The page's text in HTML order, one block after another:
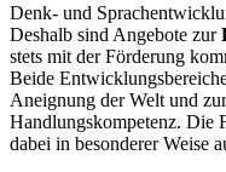
Denk- und
Deshalb sind Angebote zur
stets mit der Förderung
Beide
Aneignung der Welt und
Handlungskompetenz. Die
dabei in besonderer Weise